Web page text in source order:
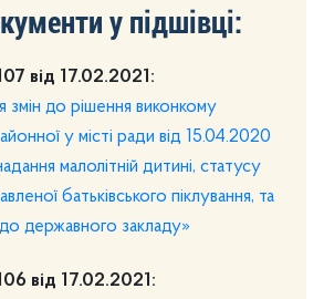
у підшівці:
від 17.02.2021:
змін до рішення виконкому
у місті ради від 15.04.2020
малолітній дитині, статусу
батьківського піклування, та
державного закладу»
від 17.02.2021: